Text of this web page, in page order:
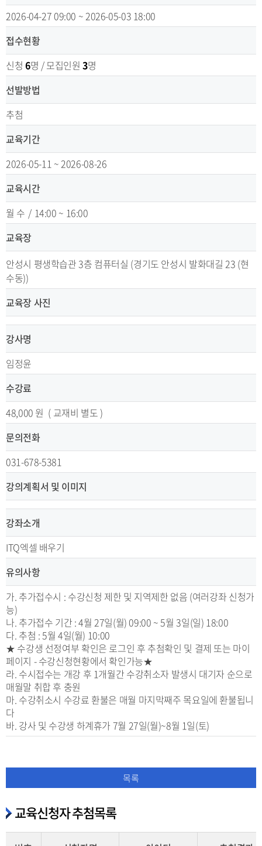
2026-04-27 09:00 ~ 2026-05-03 18:00
접수현황
신청 6명 / 모집인원3명
선발방법
추첨
교육기간
2026-05-11 ~ 2026-08-26
교육시간
월 수 / 14:00 ~ 16:00
교육장
안성시 평생학습관 3층 컴퓨터실 (경기도 안성시 발화대길 23 (현
수동))
교육장 사진
강사명
임정윤
수강료
48,000 원 ( 교재비 별도 )
문의전화
031-678-5381
강의계획서 및 이미지
강좌소개
ITQ엑셀 배우기
유의사항
가. 추가접수시 : 수강신청 제한 및 지역제한 없음 (여러강좌 신청가
능)
나. 추가접수 기간 : 4월 27일(월) 09:00 ~ 5월 3일(일) 18:00
다. 추첨 : 5월 4일(월) 10:00
★ 수강생 선정여부 확인은 로그인 후 추첨확인 및 결제 또는 마이
페이지 - 수강신청현황에서 확인가능★
라. 수시접수는 개강 후 1개월간 수강취소자 발생시 대기자 순으로
매월말 취합 후 충원
마. 수강취소시 수강료 환불은 매월 마지막째주 목요일에 환불됩니
다
바. 강사 및 수강생 하계휴가 7월 27일(월)~8월 1일(토)
목록
교육신청자 추첨목록